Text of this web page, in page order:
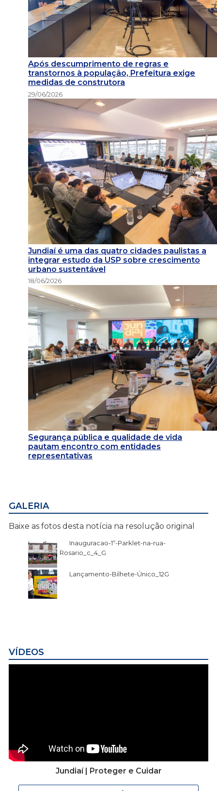
Após descumprimento de regras e
transtornos à população, Prefeitura exige
medidas de construtora
29/06/2026
Jundiaí é uma das quatro cidades paulistas a
integrar estudo da USP sobre crescimento
urbano sustentável
18/06/2026
Segurança pública e qualidade de vida
pautam encontro com entidades
representativas
GALERIA
Baixe as fotos desta notícia na resolução original
Inauguracao-1º-Parklet-na-rua-
Rosario_c_4_G
Lançamento-Bilhete-Único_12G
VÍDEOS
Jundiaí | Proteger e Cuidar